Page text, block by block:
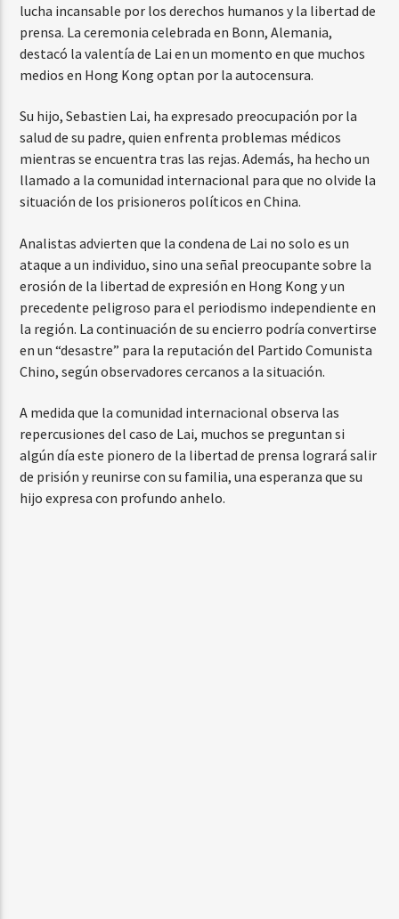
lucha incansable por los derechos humanos y la libertad de
prensa. La ceremonia celebrada en Bonn, Alemania,
destacó la valentía de Lai en un momento en que muchos
medios en Hong Kong optan por la autocensura.
Su hijo, Sebastien Lai, ha expresado preocupación por la
salud de su padre, quien enfrenta problemas médicos
mientras se encuentra tras las rejas. Además, ha hecho un
llamado a la comunidad internacional para que no olvide la
situación de los prisioneros políticos en China.
Analistas advierten que la condena de Lai no solo es un
ataque a un individuo, sino una señal preocupante sobre la
erosión de la libertad de expresión en Hong Kong y un
precedente peligroso para el periodismo independiente en
la región. La continuación de su encierro podría convertirse
en un “desastre” para la reputación del Partido Comunista
Chino, según observadores cercanos a la situación.
A medida que la comunidad internacional observa las
repercusiones del caso de Lai, muchos se preguntan si
algún día este pionero de la libertad de prensa logrará salir
de prisión y reunirse con su familia, una esperanza que su
hijo expresa con profundo anhelo.